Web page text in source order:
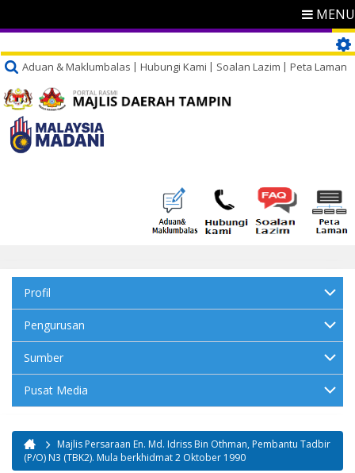
MENU
Aduan & Maklumbalas Hubungi Kami Soalan Lazim Peta Laman
Profil
Pengurusan
Sumber
Pusat Media
Anda di sini
Majlis Persaraan En. Md. Idriss Bin Othman, Pembantu Tadbir
(P/O) N3 (TBK2). Mula berkhidmat 2 Oktober 1990